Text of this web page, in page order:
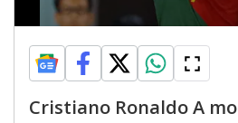
Cristiano Ronaldo A